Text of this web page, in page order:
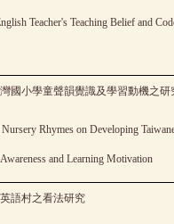
Teacher's Teaching Belief and
國小學童聲韻覺識及學習動機之研
Rhymes on Developing
and Learning Motivation
語村之看法研究